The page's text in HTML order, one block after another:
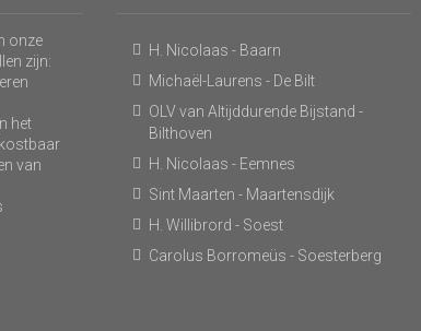
onze
zijn:
het
van
H. Nicolaas - Baarn
Michaël-Laurens - De Bilt
OLV van Altijddurende Bijstand -
Bilthoven
H. Nicolaas - Eemnes
Sint Maarten - Maartensdijk
H. Willibrord - Soest
Carolus Borromeüs - Soesterberg